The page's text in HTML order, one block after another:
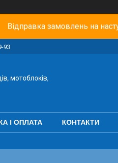
Відправка замовлень на
93
мотоблоків,
І ОПЛАТА КОНТАКТИ